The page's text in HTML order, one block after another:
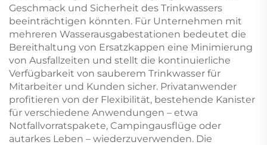
Geschmack und Sicherheit des Trinkwassers
beeinträchtigen könnten. Für Unternehmen mit
mehreren Wasserausgabestationen bedeutet die
Bereithaltung von Ersatzkappen eine Minimierung
von Ausfallzeiten und stellt die kontinuierliche
Verfügbarkeit von sauberem Trinkwasser für
Mitarbeiter und Kunden sicher. Privatanwender
profitieren von der Flexibilität, bestehende Kanister
für verschiedene Anwendungen – etwa
Notfallvorratspakete, Campingausflüge oder
autarkes Leben – wiederzuverwenden. Die